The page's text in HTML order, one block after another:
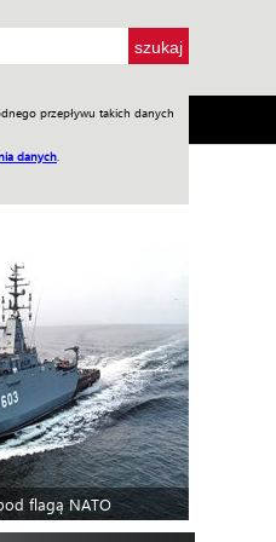
przepływu takich danych
danych
w WIW
flagą NATO